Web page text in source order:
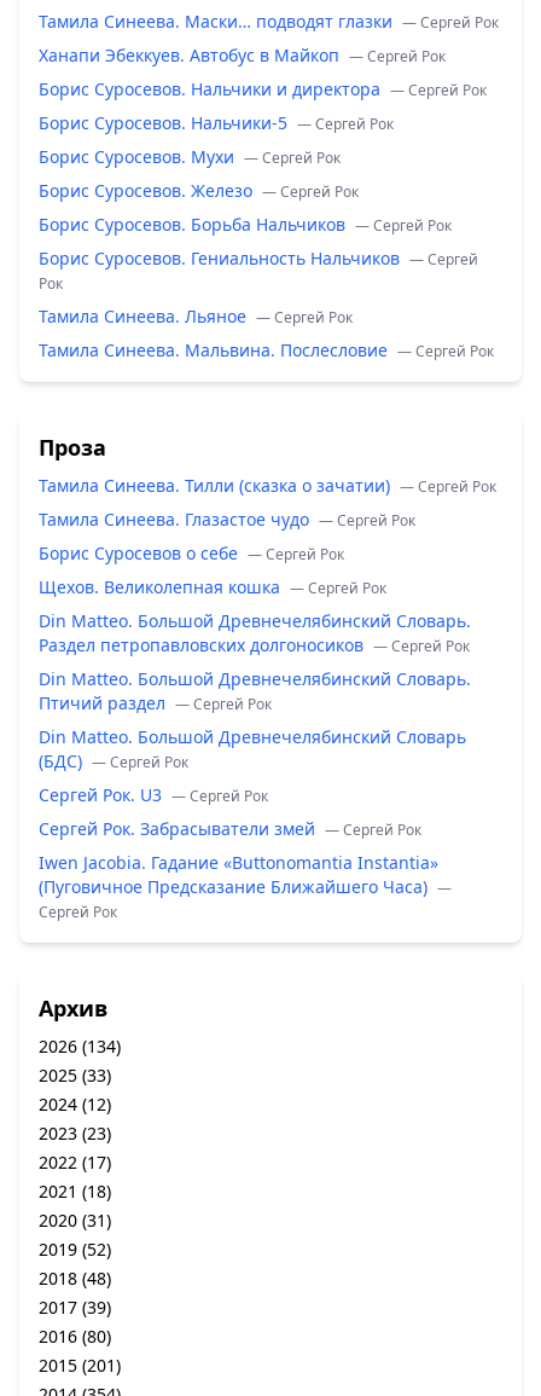
Тамила Синеева. Маски… подводят глазки — Сергей Рок
Ханапи Эбеккуев. Автобус в Майкоп — Сергей Рок
Борис Суросевов. Нальчики и директора — Сергей Рок
Борис Суросевов. Нальчики-5 — Сергей Рок
Борис Суросевов. Мухи — Сергей Рок
Борис Суросевов. Железо — Сергей Рок
Борис Суросевов. Борьба Нальчиков — Сергей Рок
Борис Суросевов. Гениальность Нальчиков — Сергей
Рок
Тамила Синеева. Льяное — Сергей Рок
Тамила Синеева. Мальвина. Послесловие — Сергей Рок
Проза
Тамила Синеева. Тилли (сказка о зачатии) — Сергей Рок
Тамила Синеева. Глазастое чудо — Сергей Рок
Борис Суросевов о себе — Сергей Рок
Щехов. Великолепная кошка — Сергей Рок
Din Matteo. Большой Древнечелябинский Словарь.
Раздел петропавловских долгоносиков — Сергей Рок
Din Matteo. Большой Древнечелябинский Словарь.
Птичий раздел — Сергей Рок
Din Matteo. Большой Древнечелябинский Словарь
(БДС) — Сергей Рок
Сергей Рок. U3 — Сергей Рок
Сергей Рок. Забрасыватели змей — Сергей Рок
Iwen Jacobia. Гадание «Buttonomantia Instantia»
(Пуговичное Предсказание Ближайшего Часа) —
Сергей Рок
Архив
2026 (134)
2025 (33)
2024 (12)
2023 (23)
2022 (17)
2021 (18)
2020 (31)
2019 (52)
2018 (48)
2017 (39)
2016 (80)
2015 (201)